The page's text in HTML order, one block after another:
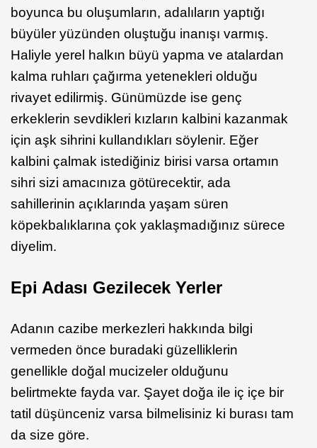
boyunca bu oluşumların, adalıların yaptığı
büyüler yüzünden oluştuğu inanışı varmış.
Haliyle yerel halkın büyü yapma ve atalardan
kalma ruhları çağırma yetenekleri olduğu
rivayet edilirmiş. Günümüzde ise genç
erkeklerin sevdikleri kızların kalbini kazanmak
için aşk sihrini kullandıkları söylenir. Eğer
kalbini çalmak istediğiniz birisi varsa ortamın
sihri sizi amacınıza götürecektir, ada
sahillerinin açıklarında yaşam süren
köpekbalıklarına çok yaklaşmadığınız sürece
diyelim.
Epi Adası Gezilecek Yerler
Adanın cazibe merkezleri hakkında bilgi
vermeden önce buradaki güzelliklerin
genellikle doğal mucizeler olduğunu
belirtmekte fayda var. Şayet doğa ile iç içe bir
tatil düşünceniz varsa bilmelisiniz ki burası tam
da size göre.